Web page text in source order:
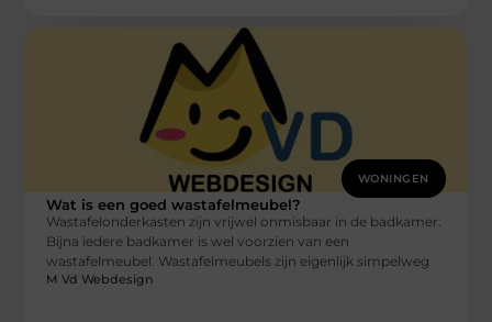
WONINGEN
Wat is een goed wastafelmeubel?
Wastafelonderkasten zijn vrijwel onmisbaar in de badkamer.
Bijna iedere badkamer is wel voorzien van een
wastafelmeubel. Wastafelmeubels zijn eigenlijk simpelweg
M Vd Webdesign